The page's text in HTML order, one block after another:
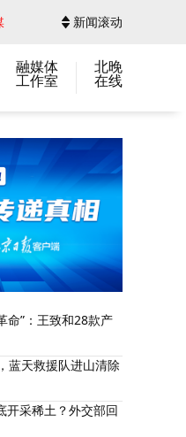
新闻滚动
融媒体
工作室
北晚
在线
命”：王致和28款产
蓝天救援队进山清除
开采稀土？外交部回